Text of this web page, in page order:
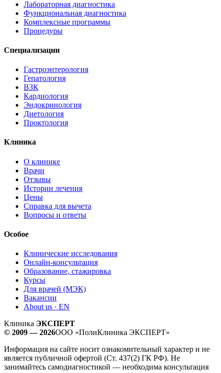
Лабораторная диагностика
Функциональная диагностика
Комплексные программы
Процедуры
Специализации
Гастроэнтерология
Гепатология
ВЗК
Кардиология
Эндокринология
Диетология
Проктология
Клиника
О клинике
Врачи
Отзывы
Истории лечения
Цены
Справка для вычета
Вопросы и ответы
Особое
Клинические исследования
Онлайн-консультация
Образование, стажировка
Курсы
Для врачей (МЭК)
Вакансии
About us · EN
Клиника ЭКСПЕРТ
© 2009 — 2026ООО «ПолиКлиника ЭКСПЕРТ»
Информация на сайте носит ознакомительный характер и не
является публичной офертой (Ст. 437(2) ГК РФ). Не
занимайтесь самодиагностикой — необходима консультация